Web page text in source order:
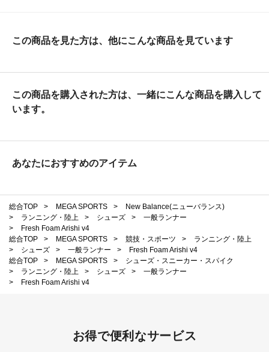
この商品を見た方は、他にこんな商品を見ています
この商品を購入された方は、一緒にこんな商品を購入して
います。
あなたにおすすめのアイテム
総合TOP > MEGA SPORTS >
New Balance(ニューバランス)
>
ランニング・陸上 > シューズ >
一般ランナー
>
Fresh Foam Arishi v4
総合TOP
> MEGA SPORTS > 競技・スポーツ >
ランニング・陸上
>
シューズ > 一般ランナー >
Fresh Foam Arishi v4
総合TOP
> MEGA SPORTS >
シューズ・スニーカー・スパイク
>
ランニング・陸上 > シューズ >
一般ランナー
>
Fresh Foam Arishi v4
お得で便利なサービス